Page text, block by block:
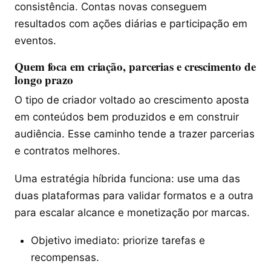
consistência. Contas novas conseguem
resultados com ações diárias e participação em
eventos.
Quem foca em criação, parcerias e crescimento de
longo prazo
O tipo de criador voltado ao crescimento aposta
em conteúdos bem produzidos e em construir
audiência. Esse caminho tende a trazer parcerias
e contratos melhores.
Uma estratégia híbrida funciona: use uma das
duas plataformas para validar formatos e a outra
para escalar alcance e monetização por marcas.
Objetivo imediato: priorize tarefas e
recompensas.